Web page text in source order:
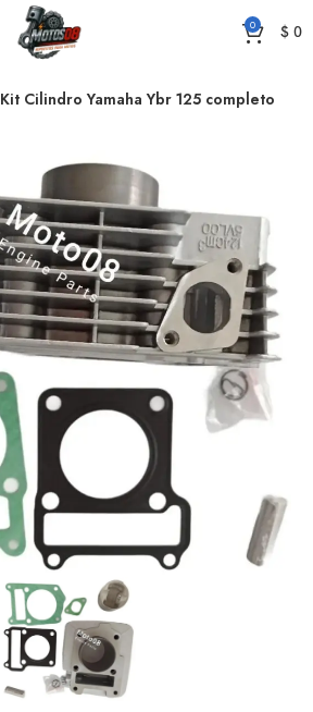
0 $0
Kit Cilindro Yamaha Ybr 125 completo